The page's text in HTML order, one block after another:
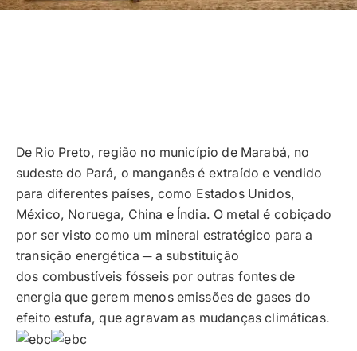
De Rio Preto, região no município de Marabá, no
sudeste do Pará, o manganês é extraído e vendido
para diferentes países, como Estados Unidos,
México, Noruega, China e Índia. O metal é cobiçado
por ser visto como um mineral estratégico para a
transição energética ─ a substituição
dos combustíveis fósseis por outras fontes de
energia que gerem menos emissões de gases do
efeito estufa, que agravam as mudanças climáticas.